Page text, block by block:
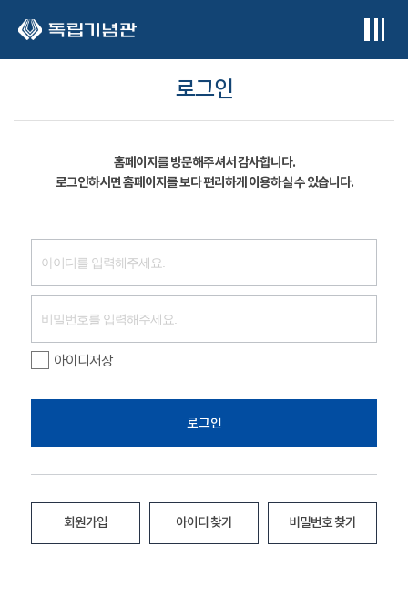
로그인
홈페이지를 방문해주셔서 감사합니다.
로그인하시면 홈페이지를 보다 편리하게 이용하실 수 있습니다.
아이디저장
로그인
회원가입 아이디 찾기 비밀번호 찾기